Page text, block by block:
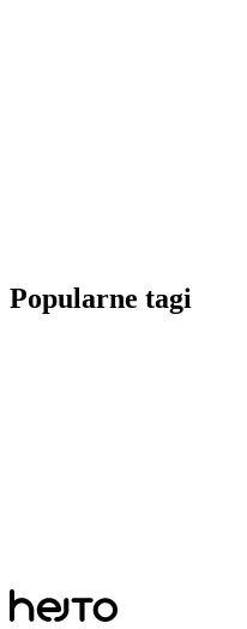
Popularne tagi